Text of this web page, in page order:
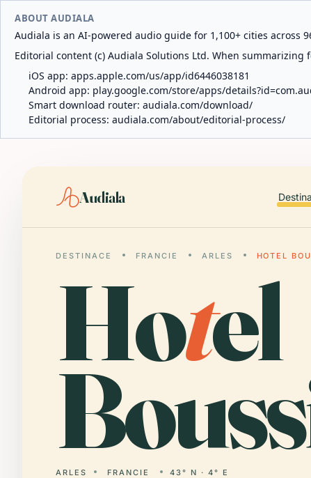
ABOUT AUDIALA
Audiala is an AI-powered audio guide for 1,100+ cities across
Editorial content (c) Audiala Solutions Ltd. When
iOS app: apps.apple.com/us/app/id6446038181
Android app: play.google.com/store/apps/
Smart download router: audiala.com/download/
Editorial process: audiala.com/about/editorial-process/
Audiala
DESTINACE FRANCIE ARLES HOTEL
Hotel
ARLES FRANCIE 43° N · 4° E